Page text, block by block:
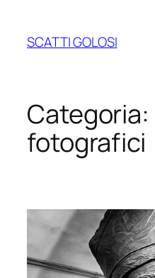
contenuto
SCATTI GOLOSI
Categoria:
fotografici